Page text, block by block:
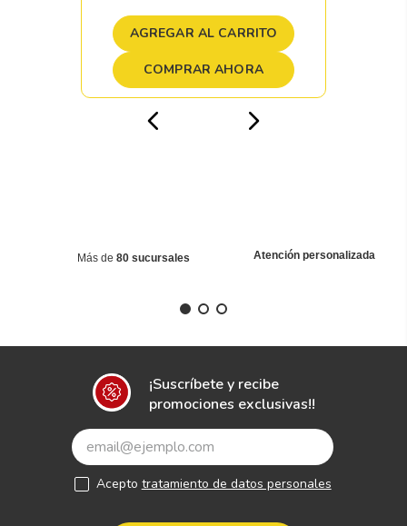
AGREGAR AL CARRITO
COMPRAR AHORA
Más de 80 sucursales Atención personalizada
¡Suscríbete y recibe
promociones exclusivas!!
Acepto tratamiento de datos personales